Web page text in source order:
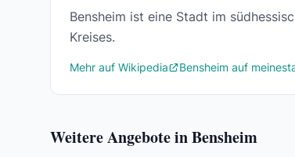
Bensheim ist eine Stadt im
Kreises.
Mehr auf Wikipedia Bensheim auf
Weitere Angebote in Bensheim